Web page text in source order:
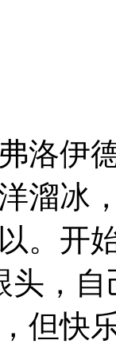
洛伊
溜冰
。开
头，
但快